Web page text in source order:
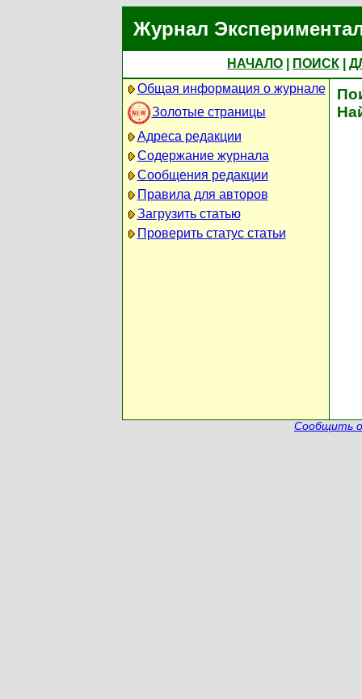
Журнал
НАЧАЛО ПОИСК
Общая информация о журнале
Золотые страницы
Адреса редакции
Содержание журнала
Сообщения редакции
Правила для авторов
Загрузить статью
Проверить статус статьи
Сообщить о